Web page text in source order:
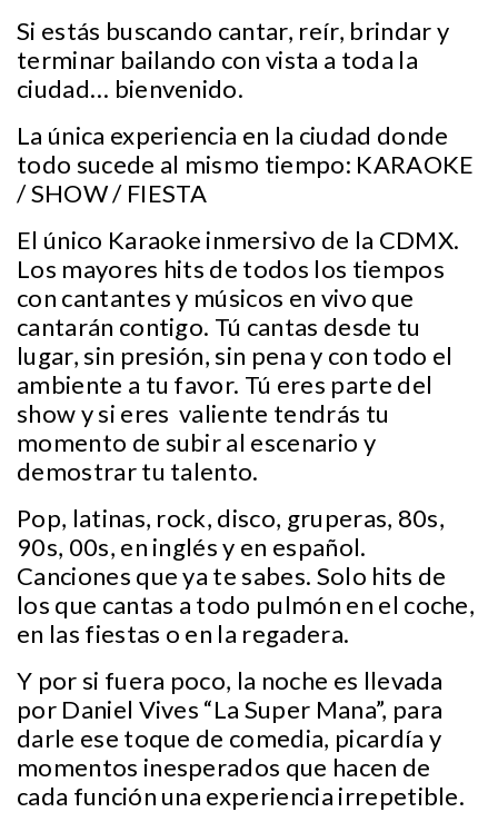
Si estás buscando cantar, reír, brindar y
terminar bailando con vista a toda la
ciudad… bienvenido.
La única experiencia en la ciudad donde
todo sucede al mismo tiempo: KARAOKE
/ SHOW / FIESTA
El único Karaoke inmersivo de la CDMX.
Los mayores hits de todos los tiempos
con cantantes y músicos en vivo que
cantarán contigo. Tú cantas desde tu
lugar, sin presión, sin pena y con todo el
ambiente a tu favor. Tú eres parte del
show y si eres valiente tendrás tu
momento de subir al escenario y
demostrar tu talento.
Pop, latinas, rock, disco, gruperas, 80s,
90s, 00s, en inglés y en español.
Canciones que ya te sabes. Solo hits de
los que cantas a todo pulmón en el coche,
en las fiestas o en la regadera.
Y por si fuera poco, la noche es llevada
por Daniel Vives “La Super Mana”, para
darle ese toque de comedia, picardía y
momentos inesperados que hacen de
cada función una experiencia irrepetible.